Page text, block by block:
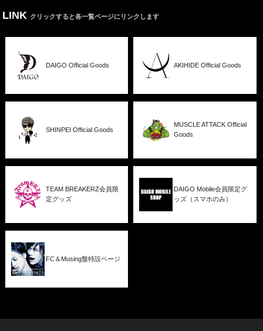
LINK クリックすると各一覧ページにリンクします
DAIGO Official Goods AKIHIDE Official Goods
SHINPEI Official Goods
MUSCLE ATTACK Official
Goods
TEAM BREAKERZ会員限
定グッズ
DAIGO Mobile会員限定グ
ッズ（スマホのみ）
FC＆Musing盤特設ページ